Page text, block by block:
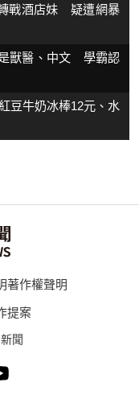
戰酒店妹 疑遭網暴
獸醫、中文 學霸認
豆牛奶冰棒12元、水
著作權聲明
提案
聞